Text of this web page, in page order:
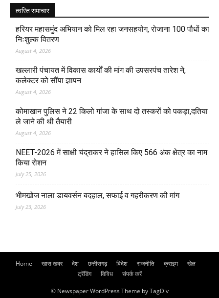
त्वरित समाचार
हरियर महासमुंद अभियान को मिल रहा जनसहयोग, रोजाना 100 पौधों का
निःशुल्क वितरण
August 4, 2026
खल्लारी पंचायत में विकास कार्यों की मांग की उपसरपंच तारेश ने,
कलेक्टर को सौंपा ज्ञापन
August 4, 2026
कोमाखान पुलिस ने 22 किलो गांजा के साथ दो तस्करों को पकड़ा,दतिया
ले जाने की थी तैयारी
August 4, 2026
NEET-2026 में साक्षी चंद्राकर ने हासिल किए 566 अंक क्षेत्र का नाम
किया रोशन
July 25, 2026
भीमखोज नाला डायवर्सन बदहाल, सफाई व गहरीकरण की मांग
July 23, 2026
Home खास खबर देश छत्तीसगढ़ विदेश राजनीति क्राइम
खेल
ट्रेंडिंग
विविध संपर्क करें
© Newspaper WordPress Theme by TagDiv